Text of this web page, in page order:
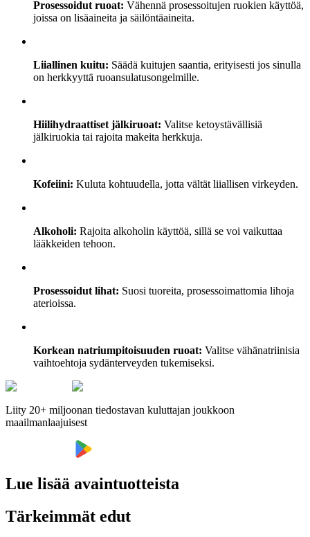
Prosessoidut ruoat: Vähennä prosessoitujen ruokien käyttöä,
joissa on lisäaineita ja säilöntäaineita.
Liiallinen kuitu: Säädä kuitujen saantia, erityisesti jos sinulla
on herkkyyttä ruoansulatusongelmille.
Hiilihydraattiset jälkiruoat: Valitse ketoystävällisiä
jälkiruokia tai rajoita makeita herkkuja.
Kofeiini: Kuluta kohtuudella, jotta vältät liiallisen virkeyden.
Alkoholi: Rajoita alkoholin käyttöä, sillä se voi vaikuttaa
lääkkeiden tehoon.
Prosessoidut lihat: Suosi tuoreita, prosessoimattomia lihoja
aterioissa.
Korkean natriumpitoisuuden ruoat: Valitse vähänatriinisia
vaihtoehtoja sydänterveyden tukemiseksi.
Liity 20+ miljoonan tiedostavan kuluttajan joukkoon
maailmanlaajuisest
Lue lisää avaintuotteista
Tärkeimmät edut